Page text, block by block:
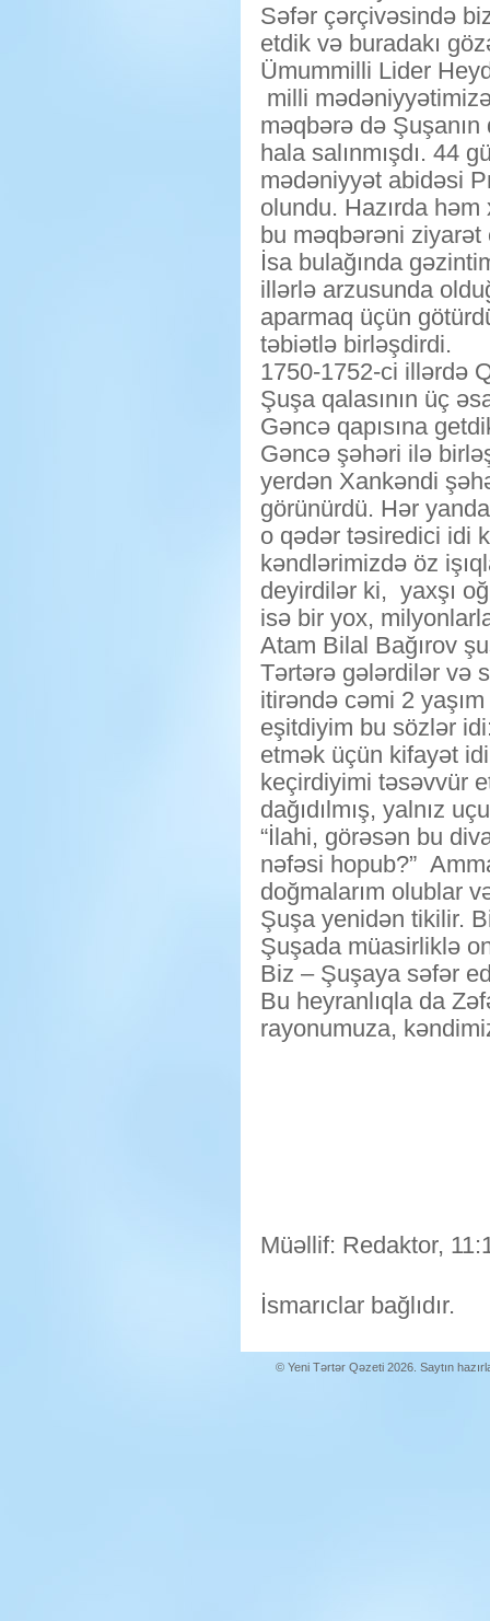
Səfər çərçivəsində
etdik və buradakı
Ümummilli Lider
milli
məqbərə də Şuşanın
hala salınmışdı. 44
mədəniyyət abidəsi
olundu. Hazırda
bu məqbərəni ziyarət
İsa bulağında
illərlə arzusunda
aparmaq üçün
təbiətlə birləşdirdi.
1750-1752-ci illərdə
Şuşa qalasının üç
Gəncə qapısına
Gəncə şəhəri ilə
yerdən Xankəndi
görünürdü. Hər
o qədər təsiredici idi
kəndlərimizdə öz
deyirdilər ki, yaxşı
isə bir yox, milyonlarla
Atam Bilal Bağırov
Tərtərə gələrdilər və
itirəndə cəmi 2
eşitdiyim bu sözlər
etmək üçün kifayət
keçirdiyimi təsəvvür
dağıdılmış, yalnız
“İlahi, görəsən bu
nəfəsi hopub?”
doğmalarım olublar
Şuşa yenidən tikilir.
Şuşada müasirliklə
Biz – Şuşaya səfər
Bu heyranlıqla da
rayonumuza,
Müəllif: Redaktor,
İsmarıclar bağlıdır.
© Yeni Tərtər Qəzeti 2026. Saytın